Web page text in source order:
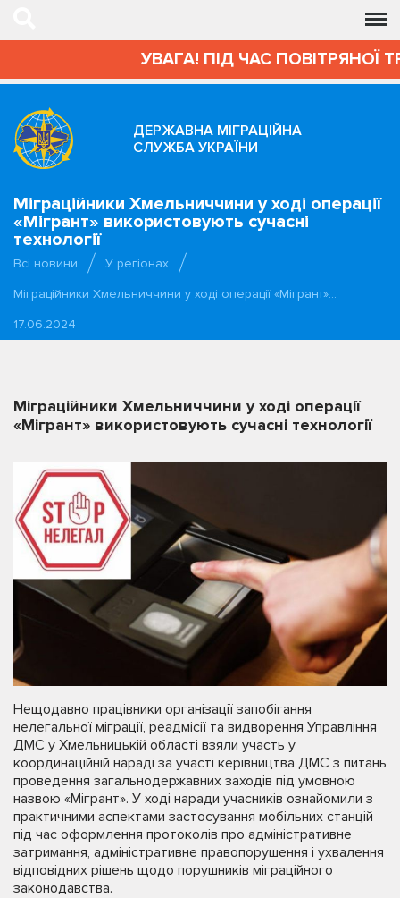
УВАГА! ПІД ЧАС ПОВІТРЯНОЇ
ДЕРЖАВНА МІГРАЦІЙНА
СЛУЖБА УКРАЇНИ
Міграційники Хмельниччини у ході операції
«Мігрант» використовують сучасні
технології
Всі новини
У регіонах
Міграційники Хмельниччини у ході операції «Мігрант»…
17.06.2024
Міграційники Хмельниччини у ході операції
«Мігрант» використовують сучасні технології
Нещодавно працівники організації запобігання
нелегальної міграції, реадмісії та видворення Управління
ДМС у Хмельницькій області взяли участь у
координаційній нараді за участі керівництва ДМС з питань
проведення загальнодержавних заходів під умовною
назвою «Мігрант». У ході наради учасників ознайомили з
практичними аспектами застосування мобільних станцій
під час оформлення протоколів про адміністративне
затримання, адміністративне правопорушення і ухвалення
відповідних рішень щодо порушників міграційного
законодавства.